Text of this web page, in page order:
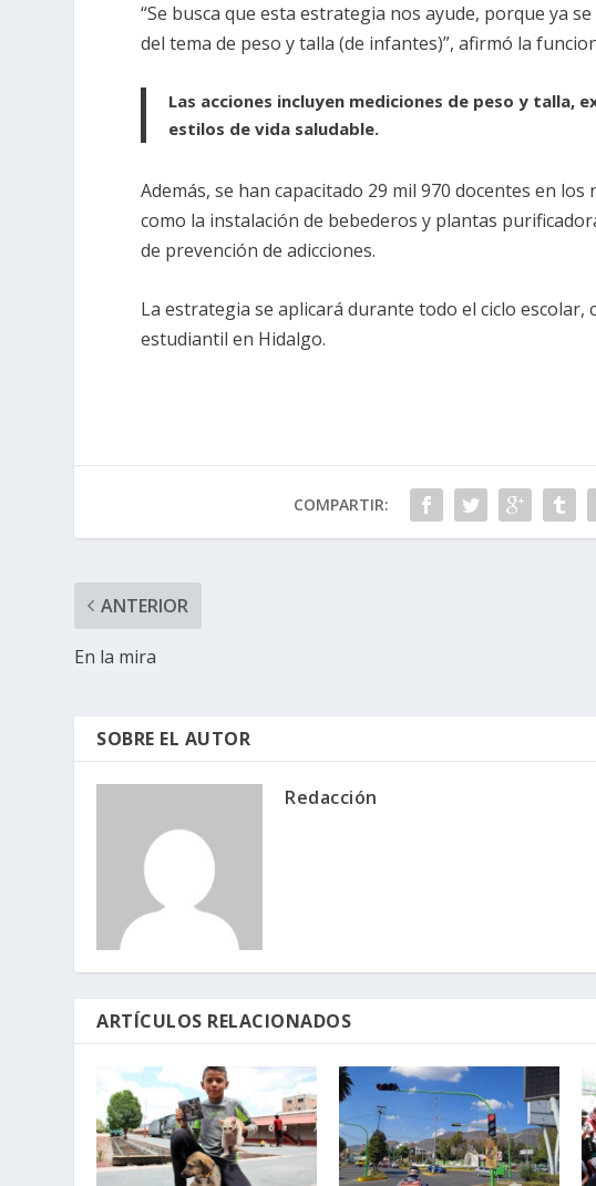
“Se busca que esta estrategia nos ayude, porque ya
del tema de peso y talla (de infantes)”, afirmó la
Las acciones incluyen mediciones de peso y talla,
estilos de vida saludable.
Además, se han capacitado 29 mil 970 docentes en
como la instalación de bebederos y plantas
de prevención de adicciones.
La estrategia se aplicará durante todo el ciclo escolar,
estudiantil en Hidalgo.
COMPARTIR:
ANTERIOR
En la mira
SOBRE EL AUTOR
Redacción
ARTÍCULOS RELACIONADOS